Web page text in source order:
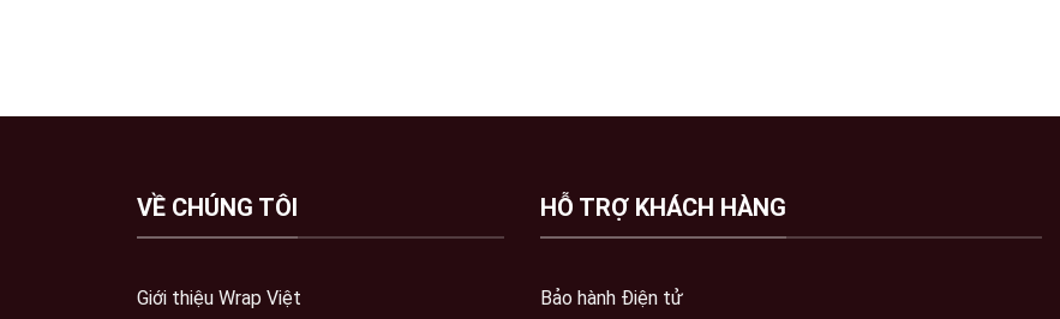
VỀ CHÚNG TÔI
Giới thiệu Wrap Việt
HỖ TRỢ KHÁCH HÀNG
Bảo hành Điện tử